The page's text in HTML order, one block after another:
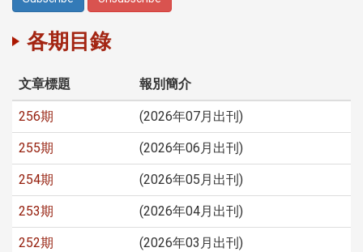
各期目錄
文章標題 報別簡介
256期 (2026年07月出刊)
255期 (2026年06月出刊)
254期 (2026年05月出刊)
253期 (2026年04月出刊)
252期 (2026年03月出刊)